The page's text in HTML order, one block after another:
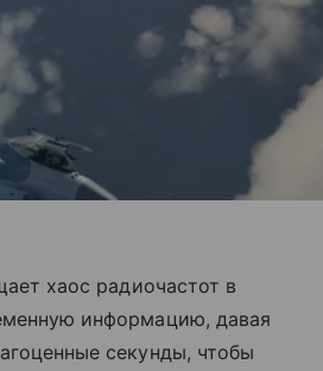
хаос радиочастот в
информацию, давая
секунды, чтобы